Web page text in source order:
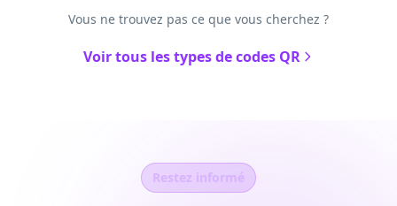
Vous ne trouvez pas ce que vous cherchez ?
Voir tous les types de codes QR
Restez informé